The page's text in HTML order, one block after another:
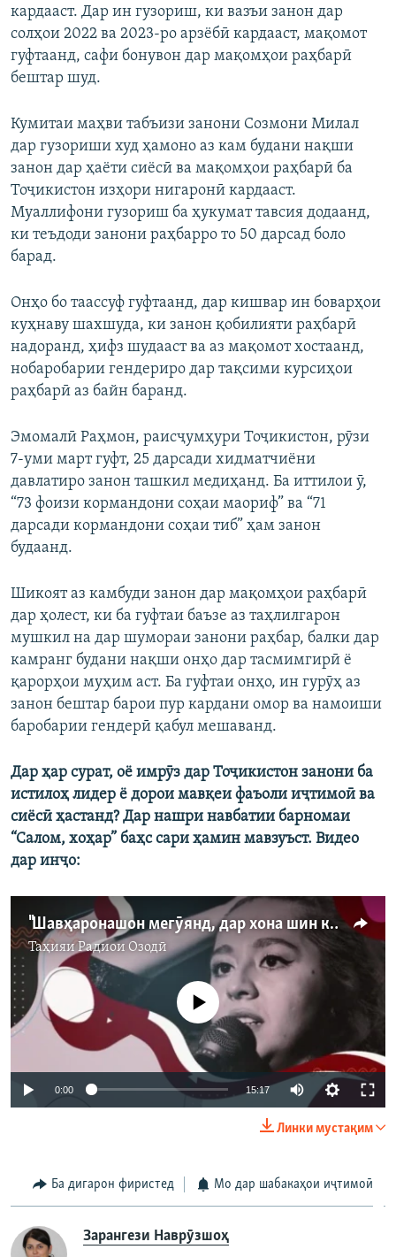
кардааст. Дар ин гузориш, ки вазъи занон дар
солҳои 2022 ва 2023-ро арзёбӣ кардааст, мақомот
гуфтаанд, сафи бонувон дар мақомҳои раҳбарӣ
бештар шуд.
Кумитаи маҳви табъизи занони Созмони Милал
дар гузориши худ ҳамоно аз кам будани нақши
занон дар ҳаёти сиёсӣ ва мақомҳои раҳбарӣ ба
Тоҷикистон изҳори нигаронӣ кардааст.
Муаллифони гузориш ба ҳукумат тавсия додаанд,
ки теъдоди занони раҳбарро то 50 дарсад боло
барад.
Онҳо бо таассуф гуфтаанд, дар кишвар ин боварҳои
куҳнаву шахшуда, ки занон қобилияти раҳбарӣ
надоранд, ҳифз шудааст ва аз мақомот хостаанд,
нобаробарии гендериро дар тақсими курсиҳои
раҳбарӣ аз байн баранд.
Эмомалӣ Раҳмон, раисҷумҳури Тоҷикистон, рӯзи
7-уми март гуфт, 25 дарсади хидматчиёни
давлатиро занон ташкил медиҳанд. Ба иттилои ӯ,
“73 фоизи кормандони соҳаи маориф” ва “71
дарсади кормандони соҳаи тиб” ҳам занон
будаанд.
Шикоят аз камбуди занон дар мақомҳои раҳбарӣ
дар ҳолест, ки ба гуфтаи баъзе аз таҳлилгарон
мушкил на дар шумораи занони раҳбар, балки дар
камранг будани нақши онҳо дар тасмимгирӣ ё
қарорҳои муҳим аст. Ба гуфтаи онҳо, ин гурӯҳ аз
занон бештар барои пур кардани омор ва намоиши
баробарии гендерӣ қабул мешаванд.
Дар ҳар сурат, оё имрӯз дар Тоҷикистон занони ба
истилоҳ лидер ё дорои мавқеи фаъоли иҷтимоӣ ва
сиёсӣ ҳастанд? Дар нашри навбатии барномаи
“Салом, хоҳар” баҳс сари ҳамин мавзуъст. Видео
дар инҷо:
"Шавҳаронашон мегӯянд, дар хона шин кор накун"
ТаҳияиРадиои Озодӣ
360p
Феълан кор намекунад
0:00 15:17 Auto
720p
Линки мустақим
Ба дигарон фиристед Мо дар шабакаҳои иҷтимоӣ
Зарангези Наврӯзшоҳ